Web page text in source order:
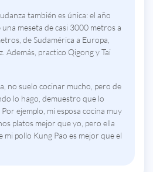
también es única: el año
una meseta de casi 3000 metros a
de Sudamérica a Europa,
Además, practico Qigong y Tai
no suelo cocinar mucho, pero de
lo hago, demuestro que lo
ejemplo, mi esposa cocina muy
platos mejor que yo, pero ella
mi pollo Kung Pao es mejor que el